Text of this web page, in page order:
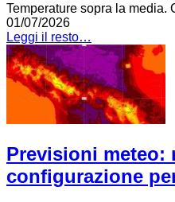
Temperature sopra la media.
01/07/2026
Leggi il resto…
Previsioni meteo:
configurazione